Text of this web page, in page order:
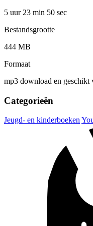
5 uur 23 min 50 sec
Bestandsgrootte
444 MB
Formaat
mp3 download en
Categorieën
Jeugd- en kinderboeken